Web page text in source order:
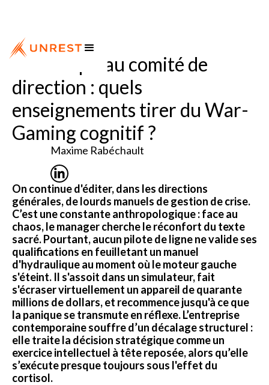
Du cockpit au comité de
direction : quels
enseignements tirer du War-
Gaming cognitif ?
Maxime Rabéchault
On continue d'éditer, dans les directions
générales, de lourds manuels de gestion de crise.
C’est une constante anthropologique : face au
chaos, le manager cherche le réconfort du texte
sacré. Pourtant, aucun pilote de ligne ne valide ses
qualifications en feuilletant un manuel
d'hydraulique au moment où le moteur gauche
s'éteint. Il s'assoit dans un simulateur, fait
s'écraser virtuellement un appareil de quarante
millions de dollars, et recommence jusqu'à ce que
la panique se transmute en réflexe.L’entreprise
contemporaine souffre d’un décalage structurel :
elle traite la décision stratégique comme un
exercice intellectuel à tête reposée, alors qu’elle
s’exécute presque toujours sous l'effet du
cortisol.